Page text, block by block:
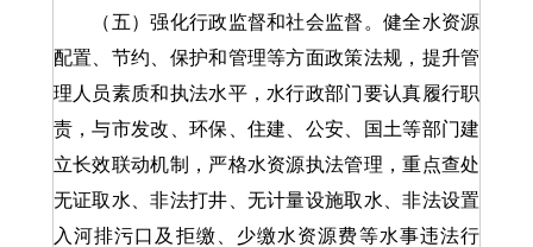
（五）强化行政监督和社会监督。健全水资源
配置、节约、保护和管理等方面政策法规，提升管
理人员素质和执法水平，水行政部门要认真履行职
责，与市发改、环保、住建、公安、国土等部门建
立长效联动机制，严格水资源执法管理，重点查处
无证取水、非法打井、无计量设施取水、非法设置
入河排污口及拒缴、少缴水资源费等水事违法行